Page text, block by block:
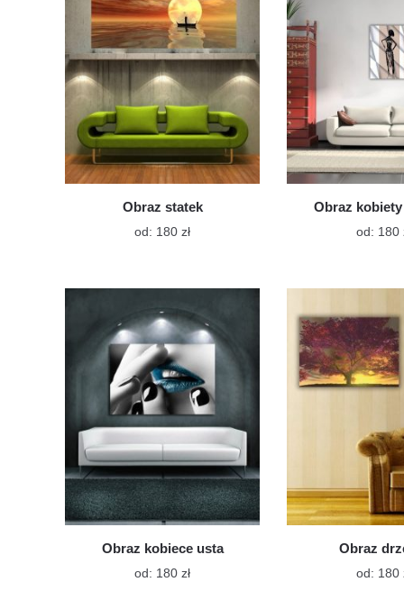
można
wybrać
na
stronie
produktu
Obraz statek
od: 180 złTen
wiele
wariantów.
Opcje
można
wybrać
na
stronie
produktu
Obraz
od: 180
Obraz kobiece usta
od: 180 złTen
Obraz
od: 180